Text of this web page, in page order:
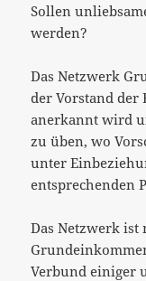
Sollen
werden?
Das Netzwerk
der Vorstand der
anerkannt wird
zu üben, wo
unter
entsprechenden
Das Netzwerk
Verbund einiger